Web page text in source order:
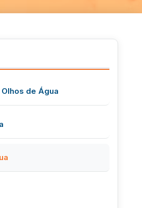
de Água